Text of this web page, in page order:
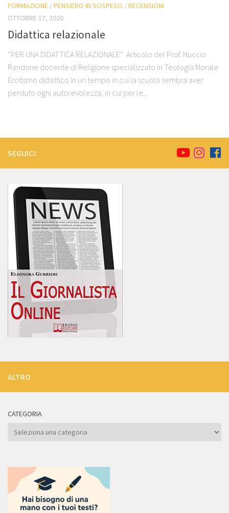
FORMAZIONE /PENSIERO IN SOSPESO /RECENSIONI
OTTOBRE 17, 2020
Didattica relazionale
“PER UNA DIDATTICA RELAZIONALE” Articolo del Prof. Nuccio
Randone docente di Religione specializzato in Teologia Morale
Erotismo didattico In un tempo in cui la scuola sembra aver
perduto ogni autorevolezza, in cui per le...
SEGUICI:
ALTRO
CATEGORIA
Categoria